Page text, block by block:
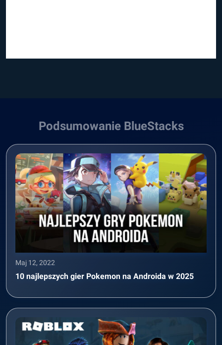
Podsumowanie BlueStacks
Maj 12, 2022
10 najlepszych gier Pokemon na Androida w 2025